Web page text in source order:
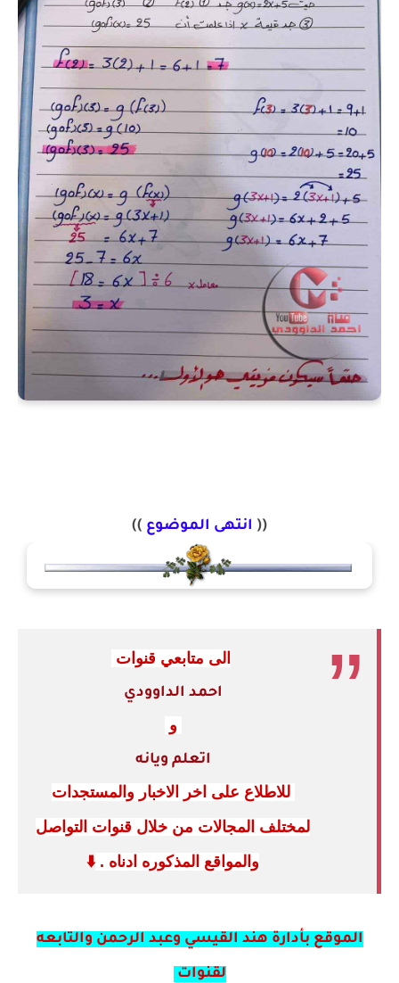
(( انتهى الموضوع ))
الى متابعي قنوات
احمد الداوودي
و
اتعلم ويانه
للاطلاع على اخر الاخبار والمستجدات
لمختلف المجالات من خلال قنوات التواصل
والمواقع المذكوره ادناه . ⬇️
الموقع بأدارة هند القيسي وعبد الرحمن والتابعه
لقنوات